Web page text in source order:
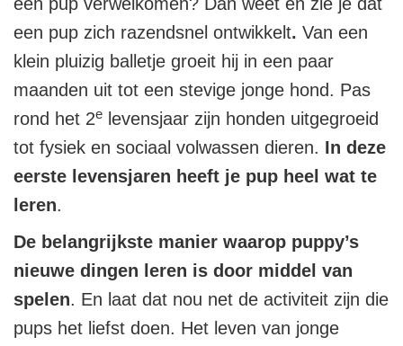
een pup verwelkomen? Dan weet en zie je dat
een pup zich razendsnel ontwikkelt. Van een
klein pluizig balletje groeit hij in een paar
maanden uit tot een stevige jonge hond. Pas
rond het 2e levensjaar zijn honden uitgegroeid
tot fysiek en sociaal volwassen dieren. In deze
eerste levensjaren heeft je pup heel wat te
leren.
De belangrijkste manier waarop puppy’s
nieuwe dingen leren is door middel van
spelen. En laat dat nou net de activiteit zijn die
pups het liefst doen. Het leven van jonge